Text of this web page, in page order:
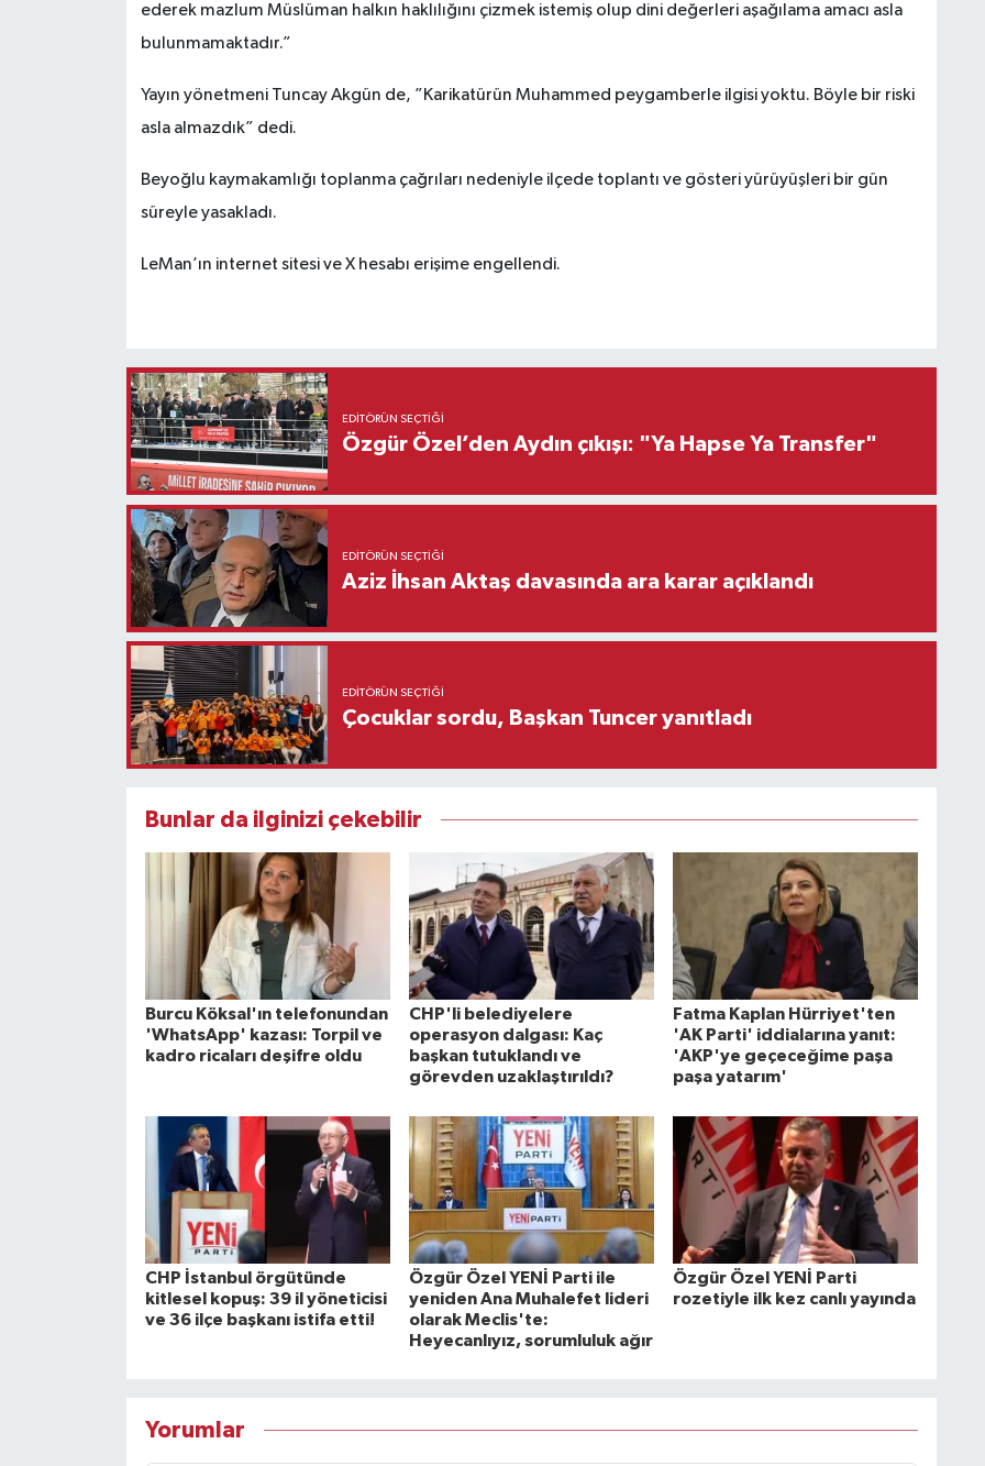
ederek mazlum Müslüman halkın haklılığını çizmek istemiş olup dini değerleri aşağılama amacı asla
bulunmamaktadır.”
Yayın yönetmeni Tuncay Akgün de, ”Karikatürün Muhammed peygamberle ilgisi yoktu. Böyle bir riski
asla almazdık” dedi.
Beyoğlu kaymakamlığı toplanma çağrıları nedeniyle ilçede toplantı ve gösteri yürüyüşleri bir gün
süreyle yasakladı.
LeMan’ın internet sitesi ve X hesabı erişime engellendi.
EDITÖRÜN SEÇTIĞI
Özgür Özel’den Aydın çıkışı: "Ya Hapse Ya Transfer"
EDITÖRÜN SEÇTIĞI
Aziz İhsan Aktaş davasında ara karar açıklandı
EDITÖRÜN SEÇTIĞI
Çocuklar sordu, Başkan Tuncer yanıtladı
Bunlar da ilginizi çekebilir
Burcu Köksal'ın telefonundan
'WhatsApp' kazası: Torpil ve
kadro ricaları deşifre oldu
CHP'li belediyelere
operasyon dalgası: Kaç
başkan tutuklandı ve
görevden uzaklaştırıldı?
Fatma Kaplan Hürriyet'ten
'AK Parti' iddialarına yanıt:
'AKP'ye geçeceğime paşa
paşa yatarım'
CHP İstanbul örgütünde
kitlesel kopuş: 39 il yöneticisi
ve 36 ilçe başkanı istifa etti!
Özgür Özel YENİ Parti ile
yeniden Ana Muhalefet lideri
olarak Meclis'te:
Heyecanlıyız, sorumluluk ağır
Özgür Özel YENİ Parti
rozetiyle ilk kez canlı yayında
Yorumlar